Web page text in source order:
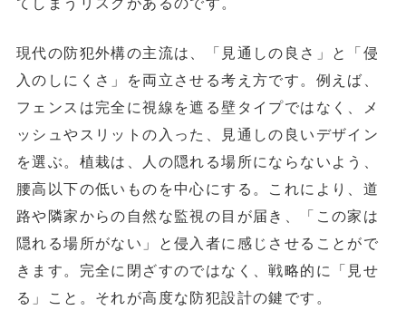
てしまう リスクがあるのです。
現代の防犯外構の主流は、
「見通しの良さ」と「侵
入のしにくさ」を両立させる考え方です。例えば、
フェンスは完全に視線を遮る壁タイプではなく、メ
ッシュやスリットの入った、見通しの良いデザイン
を選ぶ。植栽は、人の隠れる場所にならないよう、
腰高以下の低いものを中心にする。これにより、道
路や隣家からの自然な監視の目が届き、「この家は
隠れる場所がない」と侵入者に感じさせることがで
きます。完全に閉ざすのではなく、戦略的に「見せ
る」こと。それが高度な防犯設計の鍵です。